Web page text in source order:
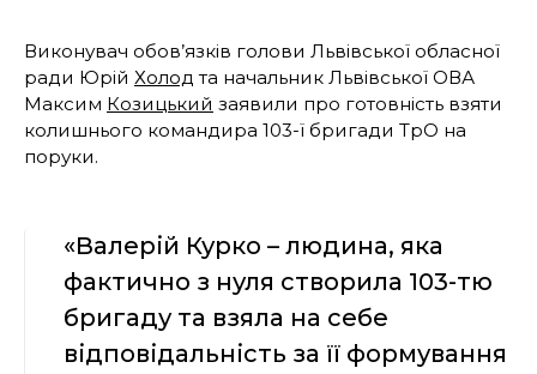
Виконувач обов’язків голови Львівської обласної
ради Юрій Холод та начальник Львівської ОВА
Максим Козицький заявили про готовність взяти
колишнього командира 103-ї бригади ТрО на
поруки.
«Валерій Курко – людина, яка
фактично з нуля створила 103-тю
бригаду та взяла на себе
відповідальність за її формування